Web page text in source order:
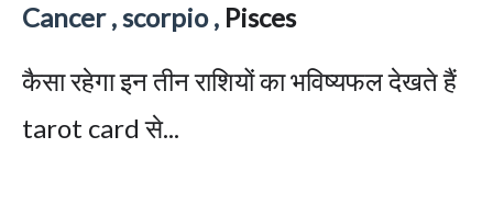
Cancer , scorpio , Pisces
कैसा रहेगा इन तीन राशियों का भविष्यफल देखते हैं
tarot card से...